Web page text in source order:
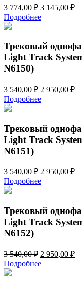
3 774,00₽
цена
составляла
774,00 ₽.
3 145,00 ₽
Подробнее
Трековый
Light Track
N6150)
3 540,00₽
цена
составляла
540,00 ₽.
2 950,00 ₽
Подробнее
Трековый
Light Track
N6151)
3 540,00₽
цена
составляла
540,00 ₽.
2 950,00 ₽
Подробнее
Трековый
Light Track
N6152)
3 540,00₽
цена
составляла
2 950,00 ₽
Подробнее